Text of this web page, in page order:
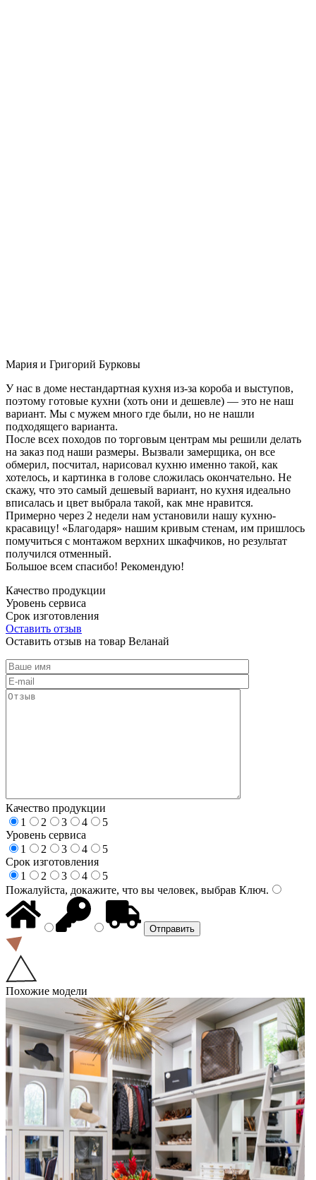
Мария и Григорий Бурковы
У нас в доме нестандартная кухня из-за короба и выступов,
поэтому готовые кухни (хоть они и дешевле) — это не наш
вариант. Мы с мужем много где были, но не нашли
подходящего варианта.
После всех походов по торговым центрам мы решили делать
на заказ под наши размеры. Вызвали замерщика, он все
обмерил, посчитал, нарисовал кухню именно такой, как
хотелось, и картинка в голове сложилась окончательно. Не
скажу, что это самый дешевый вариант, но кухня идеально
вписалась и цвет выбрала такой, как мне нравится.
Примерно через 2 недели нам установили нашу кухню-
красавицу! «Благодаря» нашим кривым стенам, им пришлось
помучиться с монтажом верхних шкафчиков, но результат
получился отменный.
Большое всем спасибо! Рекомендую!
Качество продукции
Уровень сервиса
Срок изготовления
Оставить отзыв
Оставить отзыв на товар Веланай
Качество продукции
1
2 3 4
5
Уровень сервиса
1
2 3 4
5
Срок изготовления
1
2 3 4
5
Пожалуйста, докажите, что вы человек, выбрав Ключ.
Похожие модели